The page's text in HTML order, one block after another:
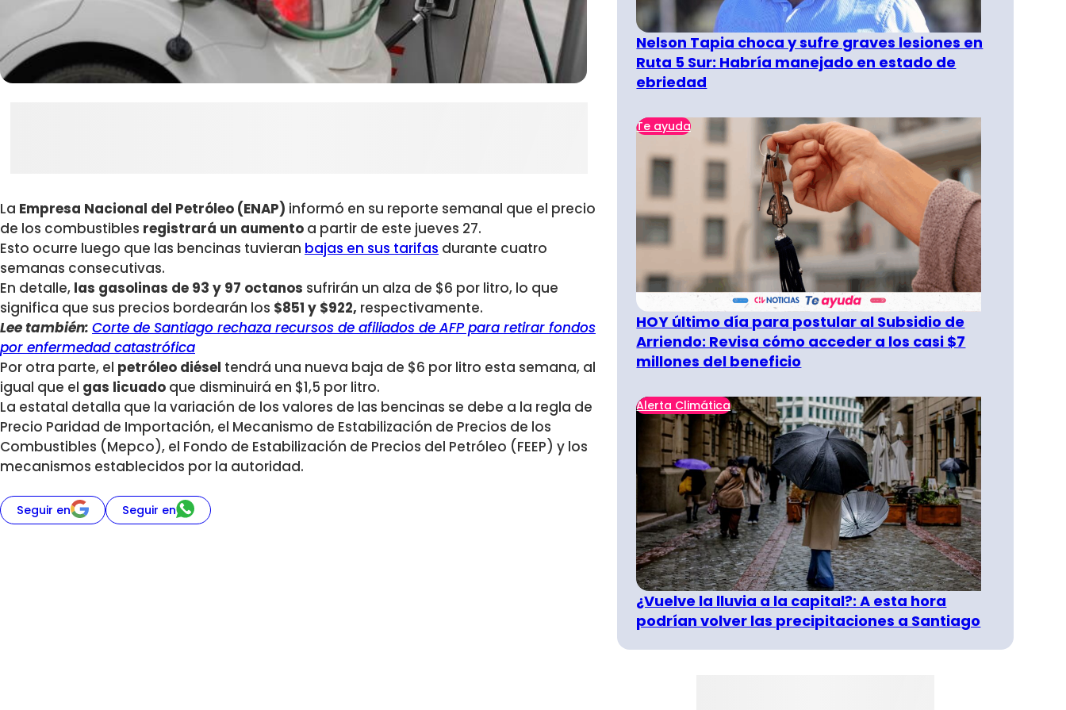
La Empresa Nacional del Petróleo (ENAP) informó en su reporte semanal que el precio
de los combustibles registrará un aumento a partir de este jueves 27.
Esto ocurre luego que las bencinas tuvieran bajas en sus tarifas durante cuatro
semanas consecutivas.
En detalle, las gasolinas de 93 y 97 octanos sufrirán un alza de $6 por litro, lo que
significa que sus precios bordearán los $851 y $922, respectivamente.
Lee también: Corte de Santiago rechaza recursos de afiliados de AFP para retirar fondos
por enfermedad catastrófica
Por otra parte, el petróleo diésel tendrá una nueva baja de $6 por litro esta semana, al
igual que el gas licuado que disminuirá en $1,5 por litro.
La estatal detalla que la variación de los valores de las bencinas se debe a la regla de
Precio Paridad de Importación, el Mecanismo de Estabilización de Precios de los
Combustibles (Mepco), el Fondo de Estabilización de Precios del Petróleo (FEEP) y los
mecanismos establecidos por la autoridad.
Seguir en Seguir en
Nelson Tapia choca y sufre graves lesiones en
Ruta 5 Sur: Habría manejado en estado de
ebriedad
Te ayuda
HOY último día para postular al Subsidio de
Arriendo: Revisa cómo acceder a los casi $7
millones del beneficio
Alerta Climática
¿Vuelve la lluvia a la capital?: A esta hora
podrían volver las precipitaciones a Santiago